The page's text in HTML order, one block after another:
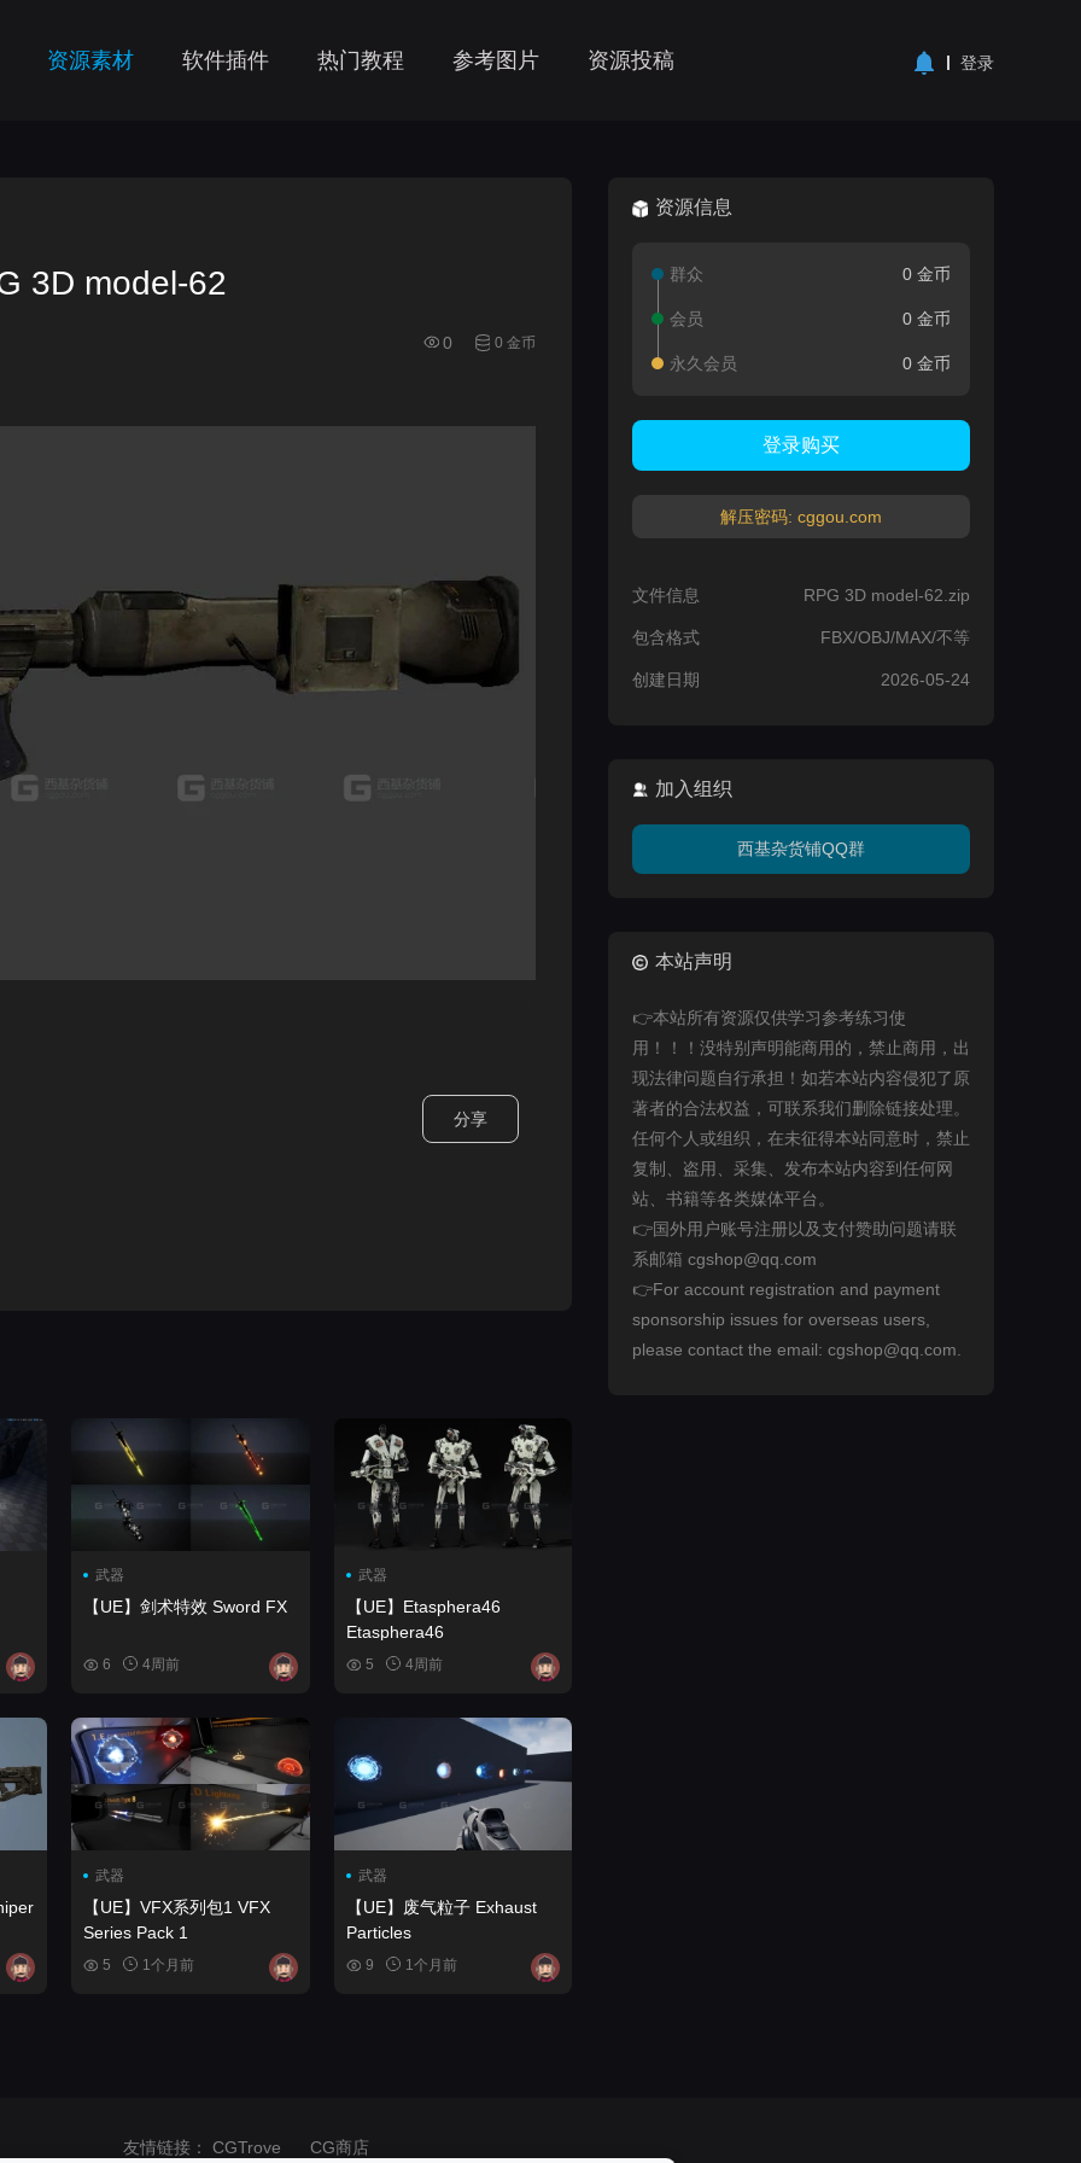
资源素材 软件插件 热门教程 参考图片 资源投稿 登录
3D model-62
0 0 金币
分享
武器
【UE】剑术特效 Sword FX
6 4周前
武器
【UE】Etasphera46
Etasphera46
5 4周前
武器
【UE】VFX系列包1 VFX
Series Pack 1
5 1个月前
武器
【UE】废气粒子 Exhaust
Particles
9 1个月前
资源信息
群众 0 金币
会员 0 金币
永久会员 0 金币
登录购买
解压密码: cggou.com
文件信息 RPG 3D model-62.zip
包含格式 FBX/OBJ/MAX/不等
创建日期 2026-05-24
加入组织
西基杂货铺QQ群
本站声明
👉本站所有资源仅供学习参考练习使
用！！！没特别声明能商用的，禁止商用，出
现法律问题自行承担！如若本站内容侵犯了原
著者的合法权益，可联系我们删除链接处理。
任何个人或组织，在未征得本站同意时，禁止
复制、盗用、采集、发布本站内容到任何网
站、书籍等各类媒体平台。
👉国外用户账号注册以及支付赞助问题请联
系邮箱 cgshop@qq.com
👉For account registration and payment
sponsorship issues for overseas users,
please contact the email: cgshop@qq.com.
友情链接： CGTrove CG商店